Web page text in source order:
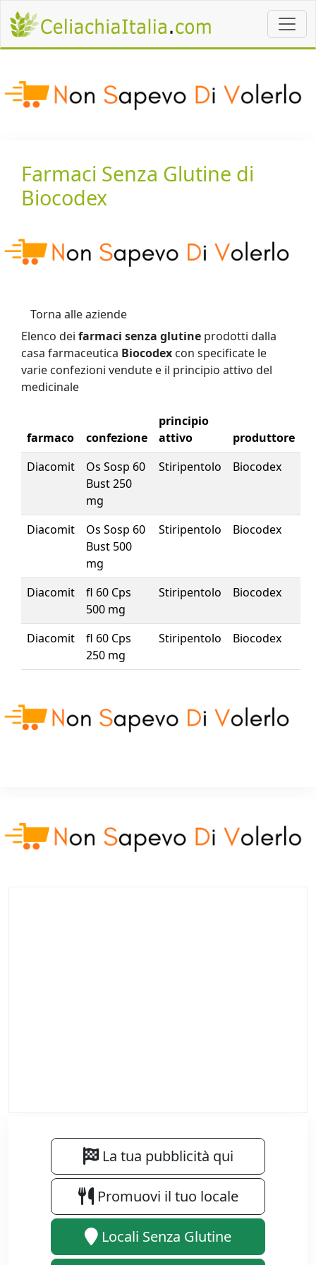
Farmaci Senza Glutine di
Biocodex
Torna alle aziende
Elenco dei farmaci senza glutine prodotti dalla
casa farmaceutica Biocodex con specificate le
varie confezioni vendute e il principio attivo del
medicinale
farmaco confezione
principio
attivo
produttore
Diacomit
Os Sosp 60
Bust 250
mg
Stiripentolo Biocodex
Diacomit
Os Sosp 60
Bust 500
mg
Stiripentolo Biocodex
Diacomit
fl 60 Cps
500 mg
Stiripentolo Biocodex
Diacomit
fl 60 Cps
250 mg
Stiripentolo Biocodex
La tua pubblicità qui
Promuovi il tuo locale
Locali Senza Glutine